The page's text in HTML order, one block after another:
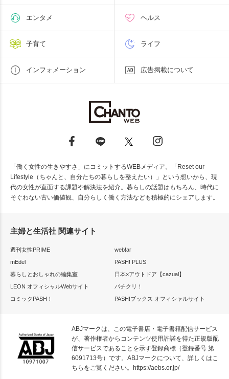
エンタメ ヘルス
子育て ライフ
インフォメーション 広告掲載について
「働く女性の生きやすさ」にコミットするWEBメディア。「Reset our
Lifestyle（ちゃんと、自分たちの暮らしを整えたい）」という想いから、現
代の女性が直面する課題や解決法を紹介。暮らしの話題はもちろん、時代に
そぐわない古い価値観、自分らしく働く方法なども積極的にシェアします。
主婦と生活社 関連サイト
週刊女性PRIME
web!ar
mEdel
PASH! PLUS
暮らしとおしゃれの編集室
日本×アウトドア【cazual】
LEON オフィシャルWebサイト
パチクリ！
コミックPASH！
PASH!ブックス オフィシャルサイト
ABJマークは、この電子書店・電子書籍配信サービス
が、著作権者からコンテンツ使用許諾を得た正規版配
信サービスであることを示す登録商標（登録番号 第
6091713号）です。ABJマークについて、詳しくはこ
ちらをご覧ください。 https://aebs.or.jp/